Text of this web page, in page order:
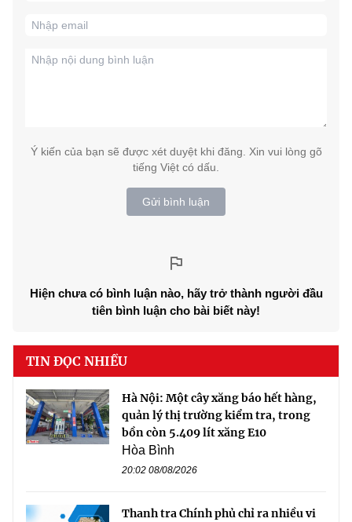
Ý kiến của bạn sẽ được xét duyệt khi đăng. Xin vui lòng gõ
tiếng Việt có dấu.
Gửi bình luận
Hiện chưa có bình luận nào, hãy trở thành người đầu
tiên bình luận cho bài biết này!
TIN ĐỌC NHIỀU
Hà Nội: Một cây xăng báo hết hàng,
quản lý thị trường kiểm tra, trong
bồn còn 5.409 lít xăng E10
Hòa Bình
20:02 08/08/2026
Thanh tra Chính phủ chỉ ra nhiều vi